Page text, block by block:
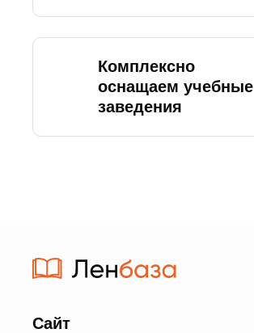
Комплексно
оснащаем учебные
заведения
Сайт